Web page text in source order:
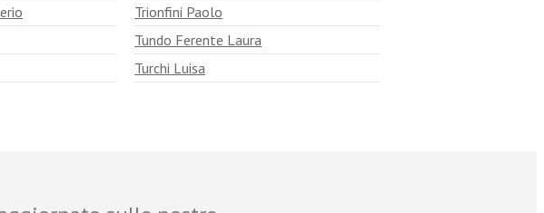
Trionfini Paolo
Tundo Ferente Laura
Turchi Luisa